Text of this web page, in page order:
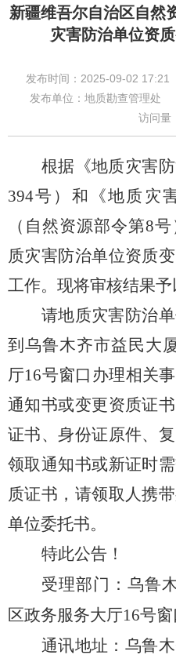
新疆维吾尔自治区自然
灾害防治单位资
发布时间：2025-09-02 17:21
发布单位：地质勘查管理处
访问量
根据《地质灾害
394号）和《地质灾
（自然资源部令第8号
质灾害防治单位资质
工作。现将审核结果予
请地质灾害防治
到乌鲁木齐市益民大
厅16号窗口办理相关
通知书或变更资质证
证书、身份证原件、
领取通知书或新证时
质证书，请领取人携
单位委托书。
特此公告！
受理部门：乌鲁
区政务服务大厅16号窗
通讯地址：乌鲁